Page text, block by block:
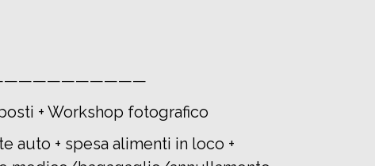
+ Workshop fotografico
auto + spesa alimenti in loco +